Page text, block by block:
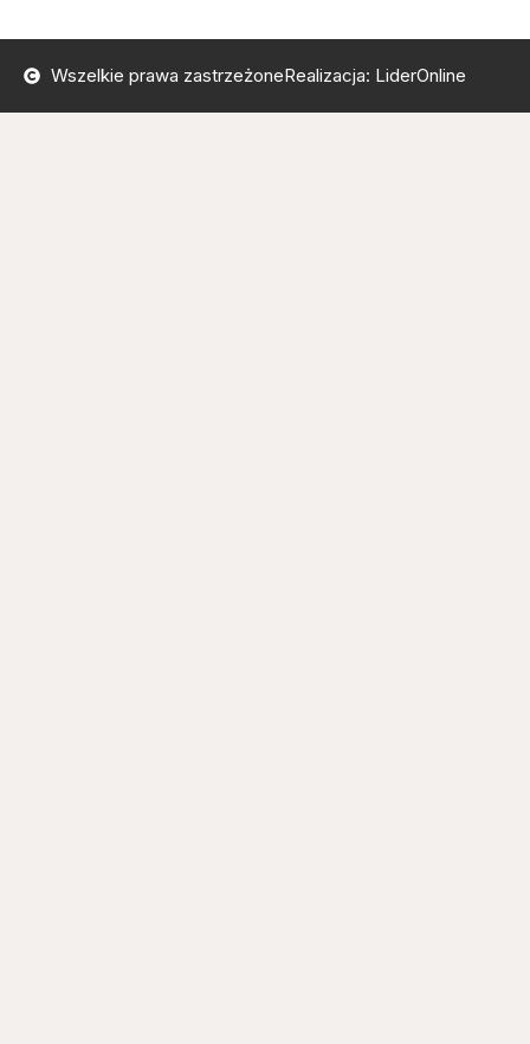
Wszelkie prawa zastrzeżoneRealizacja: LiderOnline